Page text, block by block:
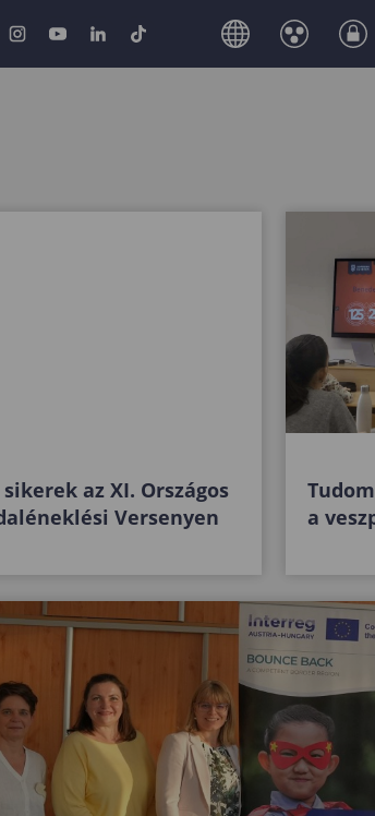
sikerek az XI. Országos
Versenyen
a